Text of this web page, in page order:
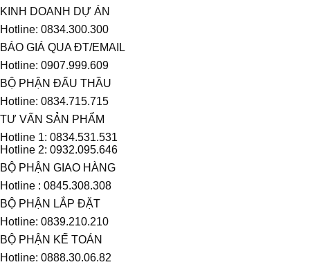
KINH DOANH DỰ ÁN
Hotline: 0834.300.300
BÁO GIÁ QUA ĐT/EMAIL
Hotline: 0907.999.609
BỘ PHẬN ĐẤU THẦU
Hotline: 0834.715.715
TƯ VẤN SẢN PHẨM
Hotline 1: 0834.531.531
Hotline 2: 0932.095.646
BỘ PHẬN GIAO HÀNG
Hotline : 0845.308.308
BỘ PHẬN LẮP ĐẶT
Hotline: 0839.210.210
BỘ PHẬN KẾ TOÁN
Hotline: 0888.30.06.82